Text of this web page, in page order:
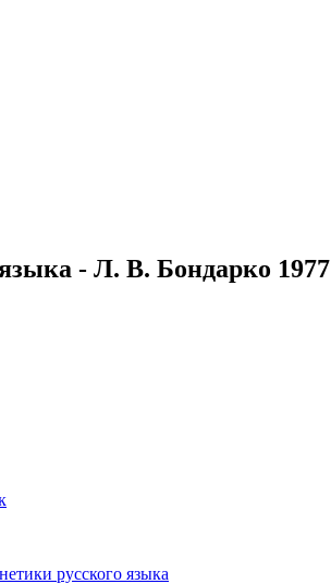
языка - Л. В. Бондарко 1977
русского языка